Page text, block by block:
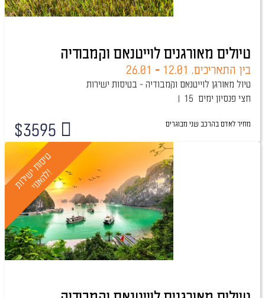
טיולים מאורגנים לוייטנאם וקמבודיה
בין התאריכים, -
26.01
טיול מאורגן לוייטנאם וקמבודיה - בטיסות ישירות
15 ימים חצי פנסיון
$3595 מחיר לאדם בהרכב שני מבוגרים
ט
י
ס
ו
ת
י
ש
י
ר
ו
ת
ל
ה
א
נ
ו
י
!